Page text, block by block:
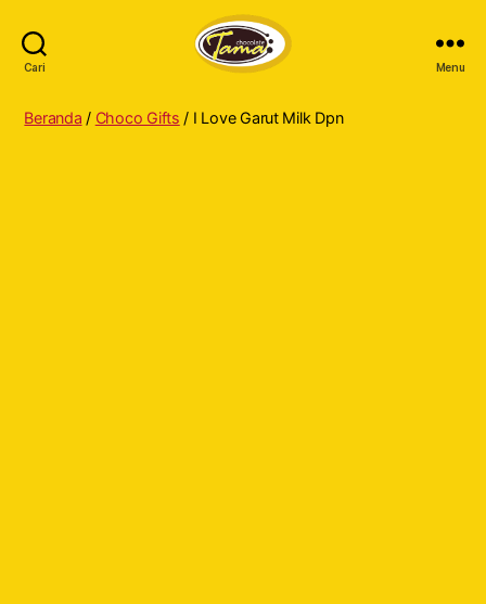
Cari
Cokelat
Menu
Beranda / Choco Gifts / I Love Garut Milk Dpn